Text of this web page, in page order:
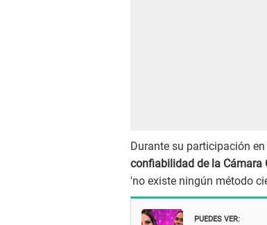
Durante su participación
confiabilidad de la Cámara
'no existe ningún método
PUEDES VER: